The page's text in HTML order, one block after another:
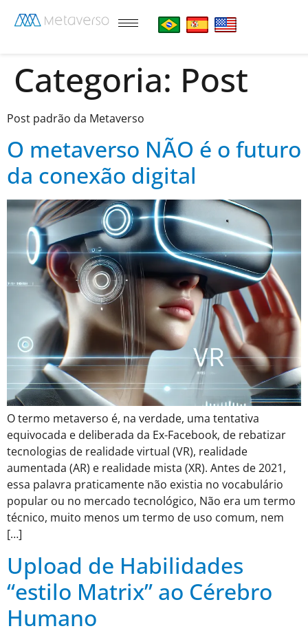
Categoria: Post
Post padrão da Metaverso
O metaverso NÃO é o futuro
da conexão digital
O termo metaverso é, na verdade, uma tentativa
equivocada e deliberada da Ex-Facebook, de rebatizar
tecnologias de realidade virtual (VR), realidade
aumentada (AR) e realidade mista (XR). Antes de 2021,
essa palavra praticamente não existia no vocabulário
popular ou no mercado tecnológico, Não era um termo
técnico, muito menos um termo de uso comum, nem
[…]
Upload de Habilidades
“estilo Matrix” ao Cérebro
Humano